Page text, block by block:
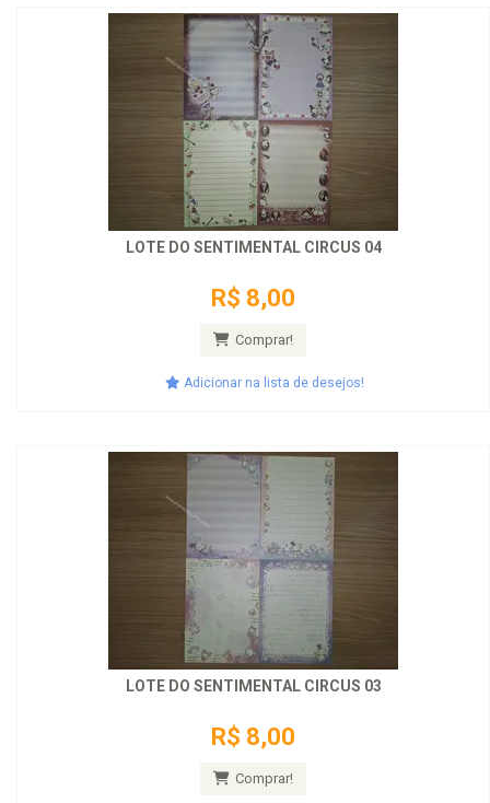
LOTE DO SENTIMENTAL CIRCUS 04
R$ 8,00
Comprar!
Adicionar na lista de desejos!
LOTE DO SENTIMENTAL CIRCUS 03
R$ 8,00
Comprar!